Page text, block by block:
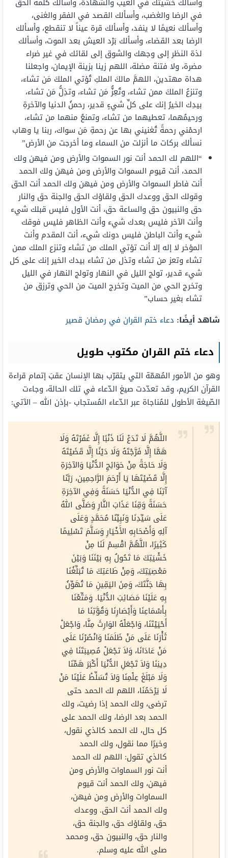
في الرضا والغضب، وأسألك القصد في الفقر والغنى،
وأسألك نعيمًا لا ينفد، وأسألك قرة عيناً لا تنقطع، وأسألك
الرضا بعد القضاء، وأسألك بَرْد العيش بعد الموت، وأسألك
لذة النظر إلى وجهك والشوق إلى لقائك في غير ضراء
مضرة، ولا فتنة مضلة، اللهم زينا بزينة الإيمان، واجعلنا
هداة مهتدين، اللهمَّ مالكَ الملكِ تُؤتي الملكَ مَن تشاء،
وتنزعُ الملكَ ممن تشاء، وتُعِزُّ مَن تشاء، وتذِلُّ مَن تشاء،
بيدِك الخيرُ إنك على كلِّ شيءٍ قدير، رحمنُ الدنيا والآخرةِ
ورحيمُهما، تعطيهما من تشاء، وتمنعُ منهما من تشاء،
ارحمْني رحمةً تُغنيني بها عن رحمةِ مَن سواك، ربنا يا وهاب
نسألك بركات ما أنزلت من السماء وما أخرجت من الأرض”
“اللهم لك الحمد أنت نور السموات والأرض ومن فيهن ولك
الحمد، أنت قيوم السموات والأرض ومن فيهن ولك الحمد
أنت فاطر السموات والأرض ومن فيهن ولك الحمد أنت الحق
وقولك الحق ووعدك الحق ولقاؤك الحق والجنة حق والنار
حق والنبيون حق والساعة حق، أنت الأول فليس قبلك شيء
وأنت الآخر فليس بعدك شيء وأنت الظاهر فليس فوقك
شيء وأنت الباطن فليس دونك شيء، أنت المقدم وأنت
المؤخر لا إله إلا أنت تؤتي الملك من تشاء وتنزع الملك ممن
تشاء وتعز من تشاء وتذل من تشاء بيدك الخير إنك على كل
شيء قدير، تولج الليل في النهار وتولج النهار في الليل
وتخرج الحي من الميت وتخرج الميت من الحي وترزق من
تشاء بغير حساب”
شاهد أيضًا: دعاء ختم القران في رمضان قصير
دعاء ختم القران مكتوب طويل
وهو من الأمور المُهمّة التي يتقرّب بها الإنسان عقبَ إتمام قراءة
القرآن الكريم، وقد تعدّدت صيغ الدّعاء في تلك الحالة، وجاءت
الصّيغة الأطول للمُناجاة عبر الدّعاء المُستجاب -بإذن الله – الآتي:
اللَّهُمَّ لَا تَدَعْ لَنَا ذَنْبًا إِلَّا غَفَرْتَهُ وَلَا
هَمَّا إِلَّا فَرَّجْتَهُ وَلَا دَيْنًا إِلَّا قَضَيْتَهُ
وَلَا حَاجَةً مِنْ حَوَائِجِ الدُّنْيَا وَالآخِرَةِ
إِلَّا قَضَيْتَهَا يَا أَرْحَمَ الرَّاحِمِين، رَبَّنَا
آتِنَا فِي الدُّنْيَا حَسَنَةً وَفِي الآخِرَةِ
حَسَنَةً وَقِنَا عَذَابَ النَّارِ وَصَلَّى اللهُ
عَلَى سَيِّدِنَا وَنَبِيِّنَا مُحَمَّدٍ وَعَلَى
آلِهِ وَأَصْحَابِهِ الأَخْيَارِ وَسَلَّمَ تَسْلِيمًا
كَثِيرًا، اللَّهُمَّ اقْسِمْ لَنَا مِنْ
خَشْيَتِكَ مَا تَحُولُ بِهِ بَيْنَنَا وَبَيْنَ
مَعْصِيَتِكَ، وَمِنْ طَاعَتِكَ مَا تُبَلِّغُنَا
بِهَا جَنَّتَكَ، وَمِنَ اليَقِينِ مَا تُهَوِّنُ
بِهِ عَلَيْنَا مَصَائِبَ الدُّنْيَا. وَمَتِّعْنَا
بِأَسْمَاعِنَا وَأَبْصَارِنَا وَقُوَّتِنَا مَا
أَحْيَيْتَنَا، وَاجْعَلْهُ الوَارِثَ مِنَّا، وَاجْعَلْ
ثَأْرَنَا عَلَى مَنْ ظَلَمَنَا وَانْصُرْنَا عَلَى
مَنْ عَادَانَا، وَلاَ تجْعَلْ مُصِيبَتَنَا فِي
دِينِنَا وَلاَ تَجْعَلِ الدُّنْيَا أَكْبَرَ هَمِّنَا
وَلَا مَبْلَغَ عِلْمِنَا وَلاَ تُسَلِّطْ عَلَيْنَا مَنْ
لَا يَرْحَمُنَا، اللهم لك الحمد حتى
ترضى، ولك الحمد إذا رضيت، ولك
الحمد بعد الرضا، ولك الحمد على
كل حال، لك الحمد كالذي نقول،
وخيرًا مما نقول، ولك الحمد
كالذي تقول: اللهم لك الحمد
أنت نور السماوات والأرض ومن
فيهن، ولك الحمد أنت قيوم
السماوات والأرض ومن فيهن،
ولك الحمد أنت الحق. ووعدك
حق، ولقاؤك حق، والجنة حق،
والنار حق، والنبيون حق، ومحمد
صلى الله عليه وسلم.